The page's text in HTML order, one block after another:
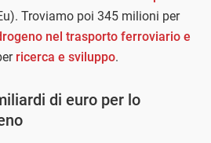
Troviamo poi 345 milioni per
nel trasporto ferroviario e
ricerca e sviluppo.
di euro per lo